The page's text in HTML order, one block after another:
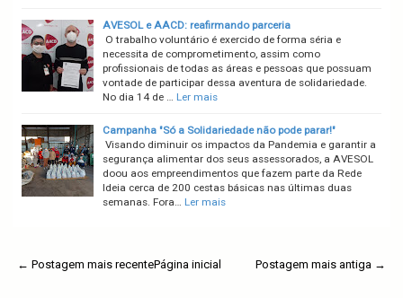
AVESOL e AACD: reafirmando parceria
O trabalho voluntário é exercido de forma séria e
necessita de comprometimento, assim como
profissionais de todas as áreas e pessoas que possuam
vontade de participar dessa aventura de solidariedade.
No dia 14 de … Ler mais
Campanha "Só a Solidariedade não pode parar!"
Visando diminuir os impactos da Pandemia e garantir a
segurança alimentar dos seus assessorados, a AVESOL
doou aos empreendimentos que fazem parte da Rede
Ideia cerca de 200 cestas básicas nas últimas duas
semanas. Fora… Ler mais
← Postagem mais recente Postagem mais antiga →
Página inicial